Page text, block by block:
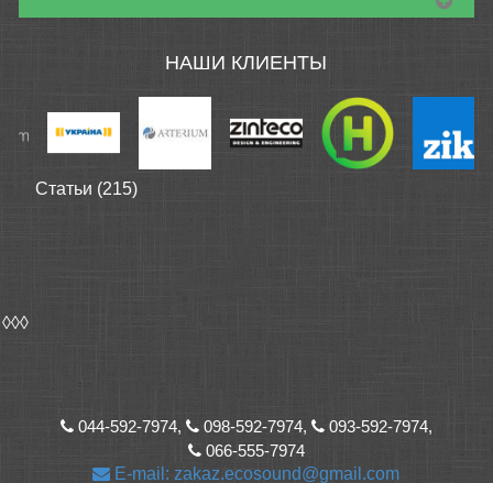
НАШИ КЛИЕНТЫ
Статьи (215)
◊◊◊
044-592-7974, 098-592-7974,
093-592-7974,
066-555-7974
E-mail: zakaz.ecosound@gmail.com